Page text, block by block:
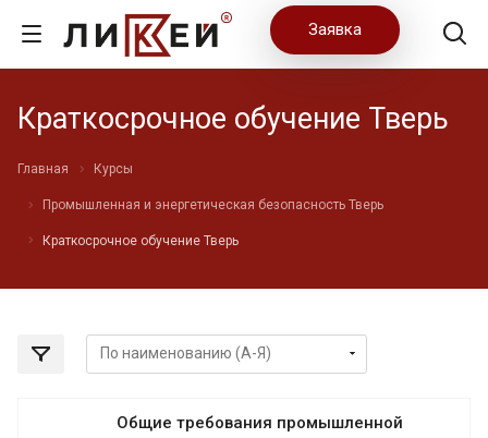
Заявка
Краткосрочное обучение Тверь
Главная Курсы
Промышленная и энергетическая безопасность Тверь
Краткосрочное обучение Тверь
Общие требования промышленной